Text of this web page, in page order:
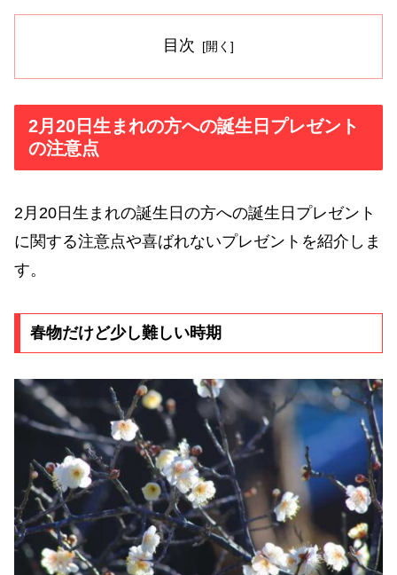
目次
2月20日生まれの方への誕生日プレゼント
の注意点
2月20日生まれの誕生日の方への誕生日プレゼント
に関する注意点や喜ばれないプレゼントを紹介しま
す。
春物だけど少し難しい時期